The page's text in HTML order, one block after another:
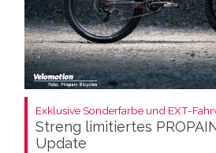
Exklusive Sonderfarbe und EXT-
Streng limitiertes
Update